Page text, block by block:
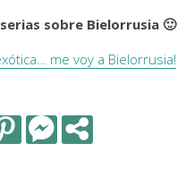
sobre Bielorrusia 🙂
me voy a Bielorrusia!